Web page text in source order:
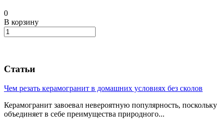
0
В корзину
Статьи
Чем резать керамогранит в домашних условиях без сколов
Керамогранит завоевал невероятную популярность, поскольку
объединяет в себе преимущества природного...